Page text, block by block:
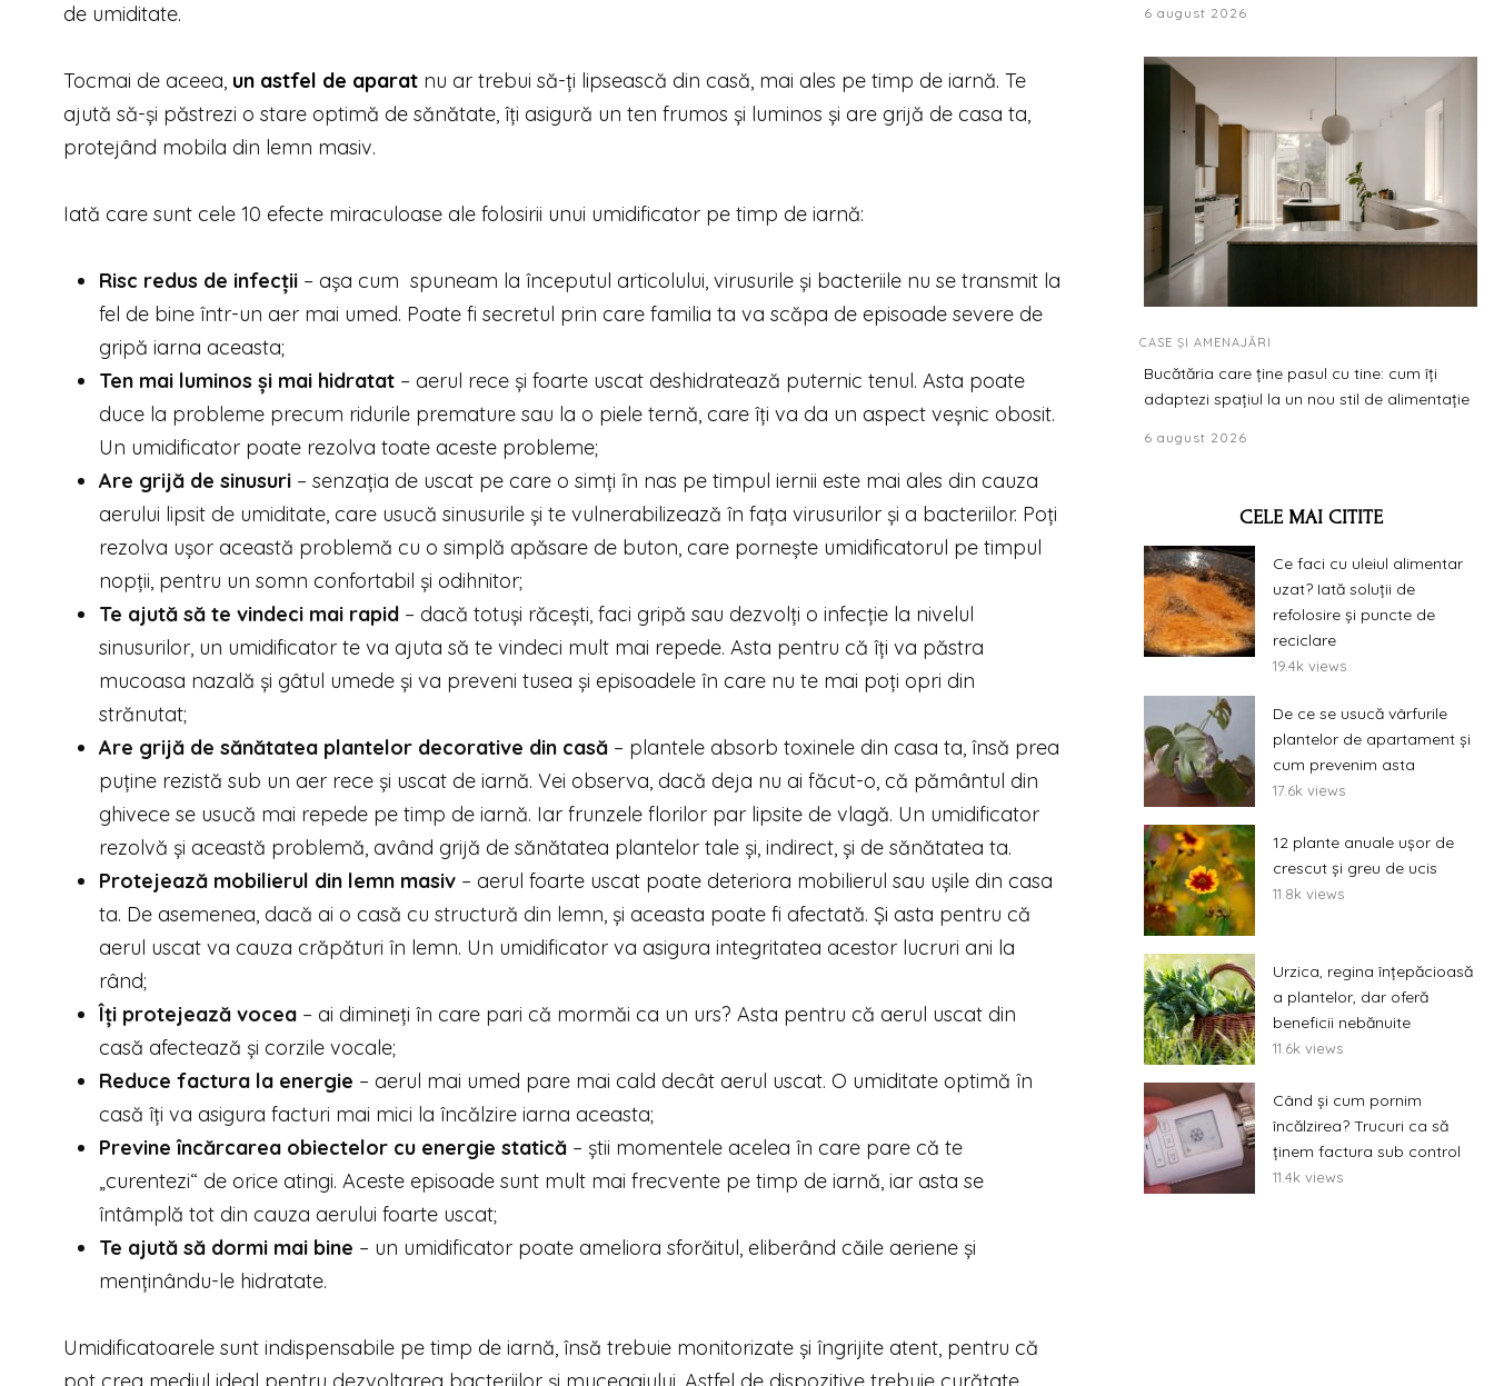
de umiditate.
Tocmai de aceea, un astfel de aparat nu ar trebui să-ți lipsească din casă, mai ales pe timp de iarnă. Te
ajută să-și păstrezi o stare optimă de sănătate, îți asigură un ten frumos și luminos și are grijă de casa ta,
protejând mobila din lemn masiv.
Iată care sunt cele 10 efecte miraculoase ale folosirii unui umidificator pe timp de iarnă:
Risc redus de infecții – așa cum spuneam la începutul articolului, virusurile și bacteriile nu se transmit la
fel de bine într-un aer mai umed. Poate fi secretul prin care familia ta va scăpa de episoade severe de
gripă iarna aceasta;
Ten mai luminos și mai hidratat – aerul rece și foarte uscat deshidratează puternic tenul. Asta poate
duce la probleme precum ridurile premature sau la o piele ternă, care îți va da un aspect veșnic obosit.
Un umidificator poate rezolva toate aceste probleme;
Are grijă de sinusuri – senzația de uscat pe care o simți în nas pe timpul iernii este mai ales din cauza
aerului lipsit de umiditate, care usucă sinusurile și te vulnerabilizează în fața virusurilor și a bacteriilor. Poți
rezolva ușor această problemă cu o simplă apăsare de buton, care pornește umidificatorul pe timpul
nopții, pentru un somn confortabil și odihnitor;
Te ajută să te vindeci mai rapid – dacă totuși răcești, faci gripă sau dezvolți o infecție la nivelul
sinusurilor, un umidificator te va ajuta să te vindeci mult mai repede. Asta pentru că îți va păstra
mucoasa nazală și gâtul umede și va preveni tusea și episoadele în care nu te mai poți opri din
strănutat;
Are grijă de sănătatea plantelor decorative din casă – plantele absorb toxinele din casa ta, însă prea
puține rezistă sub un aer rece și uscat de iarnă. Vei observa, dacă deja nu ai făcut-o, că pământul din
ghivece se usucă mai repede pe timp de iarnă. Iar frunzele florilor par lipsite de vlagă. Un umidificator
rezolvă și această problemă, având grijă de sănătatea plantelor tale și, indirect, și de sănătatea ta.
Protejează mobilierul din lemn masiv – aerul foarte uscat poate deteriora mobilierul sau ușile din casa
ta. De asemenea, dacă ai o casă cu structură din lemn, și aceasta poate fi afectată. Și asta pentru că
aerul uscat va cauza crăpături în lemn. Un umidificator va asigura integritatea acestor lucruri ani la
rând;
Îți protejează vocea – ai dimineți în care pari că mormăi ca un urs? Asta pentru că aerul uscat din
casă afectează și corzile vocale;
Reduce factura la energie – aerul mai umed pare mai cald decât aerul uscat. O umiditate optimă în
casă îți va asigura facturi mai mici la încălzire iarna aceasta;
Previne încărcarea obiectelor cu energie statică – știi momentele acelea în care pare că te
„curentezi“ de orice atingi. Aceste episoade sunt mult mai frecvente pe timp de iarnă, iar asta se
întâmplă tot din cauza aerului foarte uscat;
Te ajută să dormi mai bine – un umidificator poate ameliora sforăitul, eliberând căile aeriene și
menținându-le hidratate.
Umidificatoarele sunt indispensabile pe timp de iarnă, însă trebuie monitorizate și îngrijite atent, pentru că
6 august 2026
CASE ȘI AMENAJĂRI
Bucătăria care ține pasul cu tine: cum îți
adaptezi spațiul la un nou stil de alimentație
6 august 2026
CELE MAI CITITE
Ce faci cu uleiul alimentar
uzat? Iată soluții de
refolosire și puncte de
reciclare
19.4k views
De ce se usucă vârfurile
plantelor de apartament și
cum prevenim asta
17.6k views
12 plante anuale ușor de
crescut și greu de ucis
11.8k views
Urzica, regina înțepăcioasă
a plantelor, dar oferă
beneficii nebănuite
11.6k views
Când și cum pornim
încălzirea? Trucuri ca să
ținem factura sub control
11.4k views